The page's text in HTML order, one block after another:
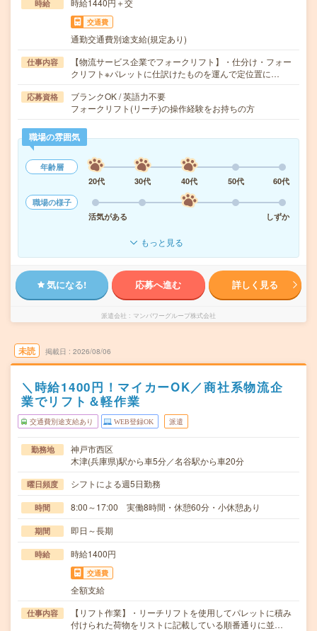
時給 時給1440円＋交
交通費
通勤交通費別途支給(規定あり)
仕事内容
【物流サービス企業でフォークリフト】・仕分け・フォー
クリフト※パレットに仕訳けたものを運んで定位置に…
応募資格
ブランクOK / 英語力不要
フォークリフト(リーチ)の操作経験をお持ちの方
職場の雰囲気
年齢層
20代
30代 40代 50代
60代
職場の様子
活気がある
しずか
もっと見る
気になる! 応募へ進む 詳しく見る
派遣会社 マンパワーグループ株式会社
未読 掲載日 2026/08/06
＼時給1400円！マイカーOK／商社系物流企
業でリフト＆軽作業
交通費別途支給あり WEB登録OK 派遣
勤務地
神戸市西区
木津(兵庫県)駅から車5分／名谷駅から車20分
曜日頻度 シフトによる週5日勤務
時間 8:00～17:00 実働8時間・休憩60分・小休憩あり
期間 即日～長期
時給 時給1400円
交通費
全額支給
仕事内容
【リフト作業】・リーチリフトを使用してパレットに積み
付けられた荷物をリストに記載している順番通りに並…